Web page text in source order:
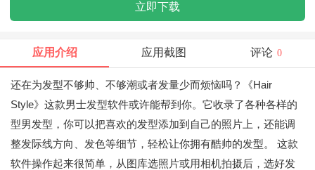
立即下载
应用介绍 应用截图 评论 0
还在为发型不够帅、不够潮或者发量少而烦恼吗？《Hair
Style》这款男士发型软件或许能帮到你。它收录了各种各样的
型男发型，你可以把喜欢的发型添加到自己的照片上，还能调
整发际线方向、发色等细节，轻松让你拥有酷帅的发型。 这款
软件操作起来很简单，从图库选照片或用相机拍摄后，选好发